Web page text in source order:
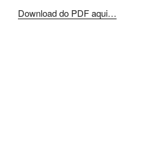
Download do PDF aqui…